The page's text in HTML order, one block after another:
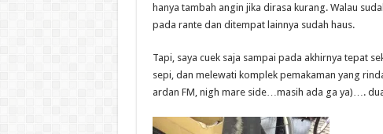
hanya tambah angin jika dirasa kurang. Walau
pada rante dan ditempat lainnya sudah haus.
Tapi, saya cuek saja sampai pada akhirnya tepat
sepi, dan melewati komplek pemakaman yang
ardan FM, nigh mare side…masih ada ga ya)….